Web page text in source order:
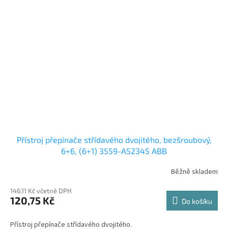
Přístroj přepínače střídavého dvojitého, bezšroubový,
6+6, (6+1) 3559-A52345 ABB
Běžně skladem
146,11 Kč včetně DPH
120,75 Kč Do košíku
Přístroj přepínače střídavého dvojitého.